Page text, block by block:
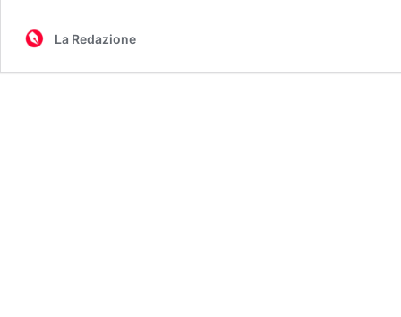
La Redazione